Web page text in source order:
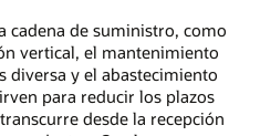
cadena de suministro, como
vertical, el mantenimiento
diversa y el abastecimiento
para reducir los plazos
desde la recepción